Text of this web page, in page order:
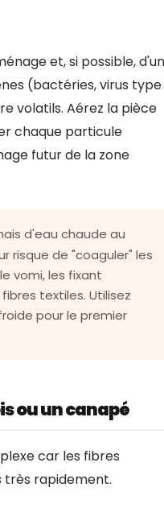
et, si possible, d'un
(bactéries, virus type
volatils. Aérez la pièce
chaque particule
futur de la zone
d'eau chaude au
risque de "coaguler" les
vomi, les fixant
textiles. Utilisez
pour le premier
ou un canapé
car les fibres
très rapidement.